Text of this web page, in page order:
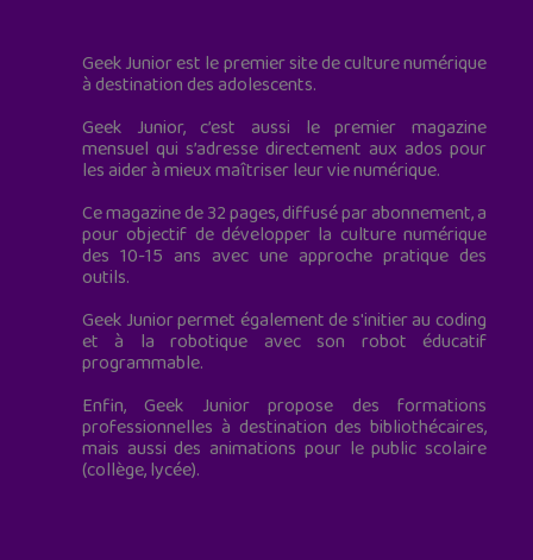
Geek Junior est le premier site de culture numérique
à destination des adolescents.
Geek Junior, c’est aussi le premier magazine
mensuel qui s’adresse directement aux ados pour
les aider à mieux maîtriser leur vie numérique.
Ce magazine de 32 pages, diffusé par abonnement, a
pour objectif de développer la culture numérique
des 10-15 ans avec une approche pratique des
outils.
Geek Junior permet également de s'initier au coding
et à la robotique avec son robot éducatif
programmable.
Enfin, Geek Junior propose des formations
professionnelles à destination des bibliothécaires,
mais aussi des animations pour le public scolaire
(collège, lycée).